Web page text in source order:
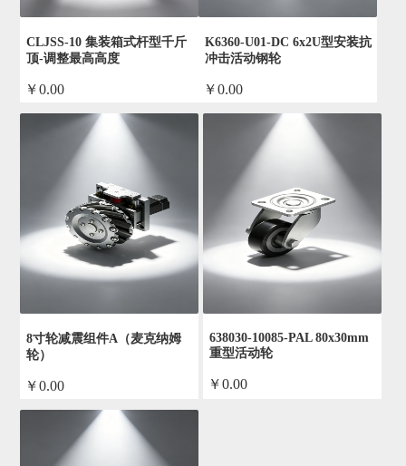
CLJSS-10 集装箱式杆型千斤
顶-调整最高高度
￥0.00
K6360-U01-DC 6x2U型安装抗
冲击活动钢轮
￥0.00
8寸轮减震组件A（麦克纳姆
轮）
￥0.00
638030-10085-PAL 80x30mm
重型活动轮
￥0.00